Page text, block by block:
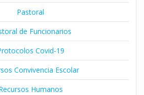
Pastoral
de Funcionarios
Covid-19
Convivencia Escolar
Humanos